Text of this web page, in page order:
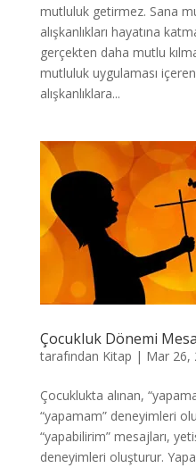
mutluluk getirmez. Sana
alışkanlıkları hayatına
gerçekten daha mutlu
mutluluk uygulaması
alışkanlıklara...
Çocukluk Dönemi
tarafından Kitap | Mar 26,
Çocuklukta alınan,
“yapamam” deneyimleri
“yapabilirim” mesajları,
deneyimleri oluşturur.